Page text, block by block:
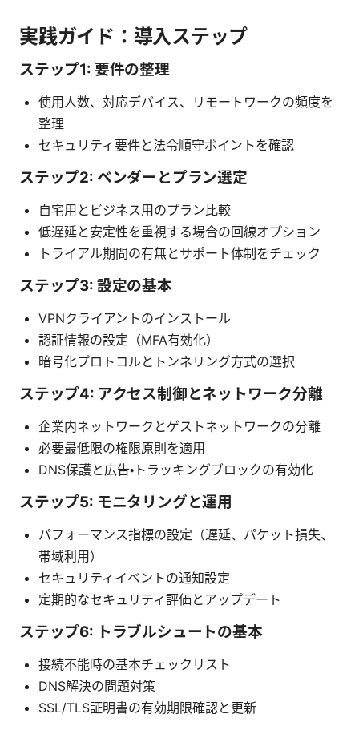
実践ガイド：導入ステップ
ステップ1: 要件の整理
使用人数、対応デバイス、リモートワークの頻度を
整理
セキュリティ要件と法令順守ポイントを確認
ステップ2: ベンダーとプラン選定
自宅用とビジネス用のプラン比較
低遅延と安定性を重視する場合の回線オプション
トライアル期間の有無とサポート体制をチェック
ステップ3: 設定の基本
VPNクライアントのインストール
認証情報の設定（MFA有効化）
暗号化プロトコルとトンネリング方式の選択
ステップ4: アクセス制御とネットワーク分離
企業内ネットワークとゲストネットワークの分離
必要最低限の権限原則を適用
DNS保護と広告・トラッキングブロックの有効化
ステップ5: モニタリングと運用
パフォーマンス指標の設定（遅延、パケット損失、
帯域利用）
セキュリティイベントの通知設定
定期的なセキュリティ評価とアップデート
ステップ6: トラブルシュートの基本
接続不能時の基本チェックリスト
DNS解決の問題対策
SSL/TLS証明書の有効期限確認と更新